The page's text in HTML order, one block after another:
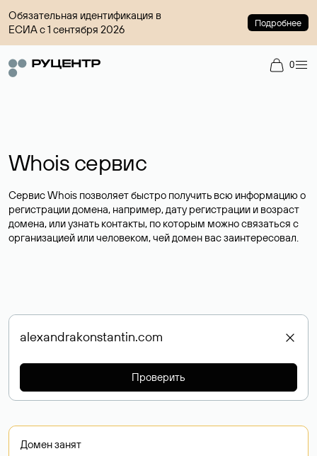
Обязательная идентификация в
ЕСИА с 1 сентября 2026
Подробнее
0
Whois сервис
Сервис Whois позволяет быстро получить всю информацию о
регистрации домена, например, дату регистрации и возраст
домена, или узнать контакты, по которым можно связаться с
организацией или человеком, чей домен вас заинтересовал.
Проверить
Домен занят